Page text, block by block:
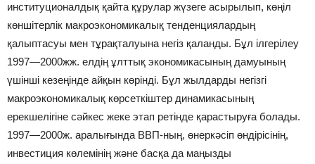
институционалдық қайта құрулар жүзеге асырылып, көңіл
көншітерлік макроэкономикалық тенденциялардың
қалыптасуы мен тұрақталуына негіз қаланды. Бұл ілгерілеу
1997—2000жж. елдің ұлттық экономикасының дамуының
үшінші кезеңінде айқын көрінді. Бұл жылдарды негізгі
макроэкономикалық көрсеткіштер динамикасының
ерекшелігіне сәйкес жеке этап ретінде қарастыруға болады.
1997—2000ж. аралығында ВВП-ның, өнеркәсіп өндірісінің,
инвестиция көлемінің және басқа да маңызды